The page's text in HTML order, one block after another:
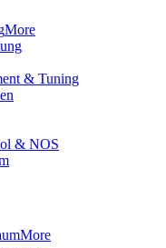
More
& Tuning
& NOS
More